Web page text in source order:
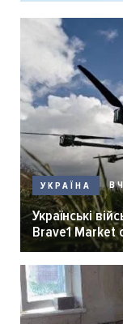
УКРАЇНА
Українські
Brave1 Market